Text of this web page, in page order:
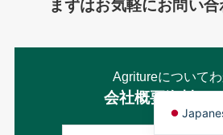
まずはお気軽にお問い
Agritureについて
会社概要資料は